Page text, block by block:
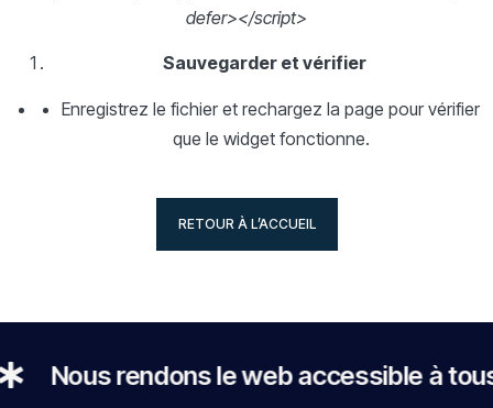
defer></script>
Sauvegarder et vérifier
Enregistrez le fichier et rechargez la page pour vérifier
que le widget fonctionne.
RETOUR À L’ACCUEIL
rendons le web accessible à tous